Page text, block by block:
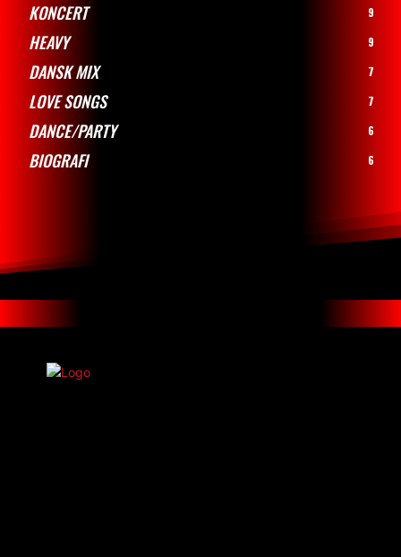
KONCERT 9
HEAVY 9
DANSK MIX 7
LOVE SONGS 7
DANCE/PARTY 6
BIOGRAFI 6